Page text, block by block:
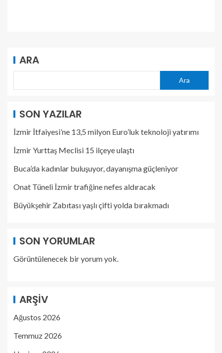
ARA
Ara
SON YAZILAR
İzmir İtfaiyesi’ne 13,5 milyon Euro’luk teknoloji yatırımı
İzmir Yurttaş Meclisi 15 ilçeye ulaştı
Buca’da kadınlar buluşuyor, dayanışma güçleniyor
Onat Tüneli İzmir trafiğine nefes aldıracak
Büyükşehir Zabıtası yaşlı çifti yolda bırakmadı
SON YORUMLAR
Görüntülenecek bir yorum yok.
ARŞIV
Ağustos 2026
Temmuz 2026